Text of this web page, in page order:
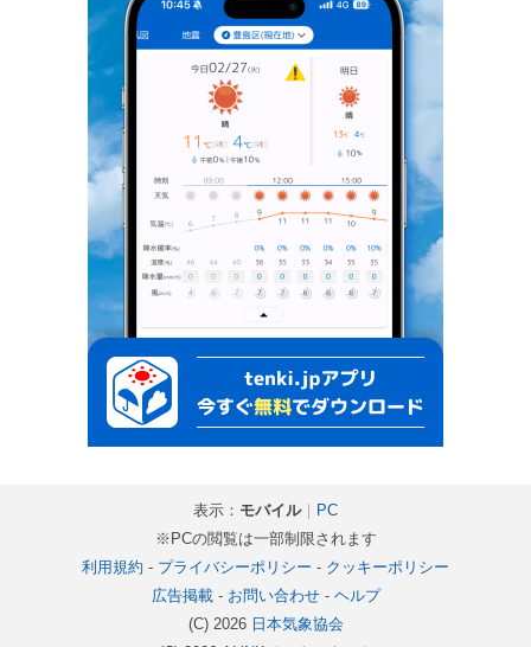
表示： モバイル｜
PC
※PCの閲覧は一部制限されます
利用規約 - プライバシーポリシー - クッキーポリシー
広告掲載- お問い合わせ- ヘルプ
(C) 2026 日本気象協会